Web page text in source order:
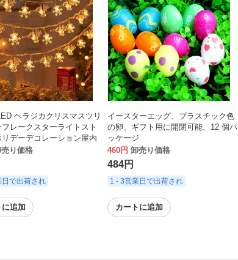
ヘラジカクリスマスツリ
レークスターライトスト
リデーデコレーション屋内
装飾ランタン
り価格
日で出荷され
に追加
イースターエッグ、プラスチック色
の卵、ギフト用に開閉可能、12 個パ
ッケージ
460円 卸売り価格
484円
1 - 3営業日で出荷され
カートに追加